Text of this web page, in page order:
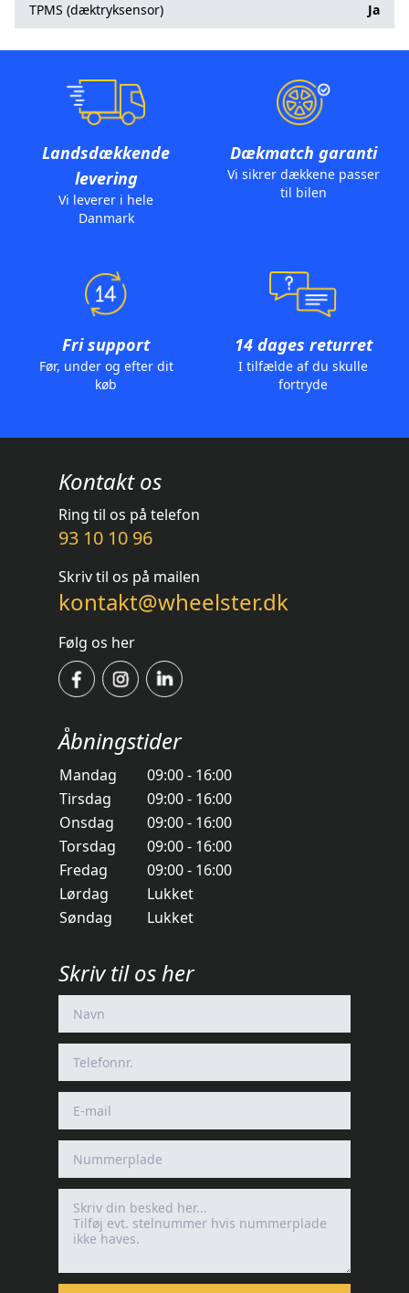
TPMS (dæktryksensor) Ja
Landsdækkende
levering
Vi leverer i hele
Danmark
Dækmatch garanti
Vi sikrer dækkene passer
til bilen
Fri support
Før, under og efter dit
køb
14 dages returret
I tilfælde af du skulle
fortryde
Kontakt os
Ring til os på telefon
93 10 10 96
Skriv til os på mailen
kontakt@wheelster.dk
Følg os her
Åbningstider
Mandag
09:00 - 16:00
Tirsdag
09:00 - 16:00
Onsdag
09:00 - 16:00
Torsdag
09:00 - 16:00
Fredag
09:00 - 16:00
Lørdag
Lukket
Søndag
Lukket
Skriv til os her